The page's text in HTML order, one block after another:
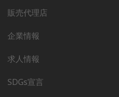
販売代理店
企業情報
求人情報
SDGs宣言